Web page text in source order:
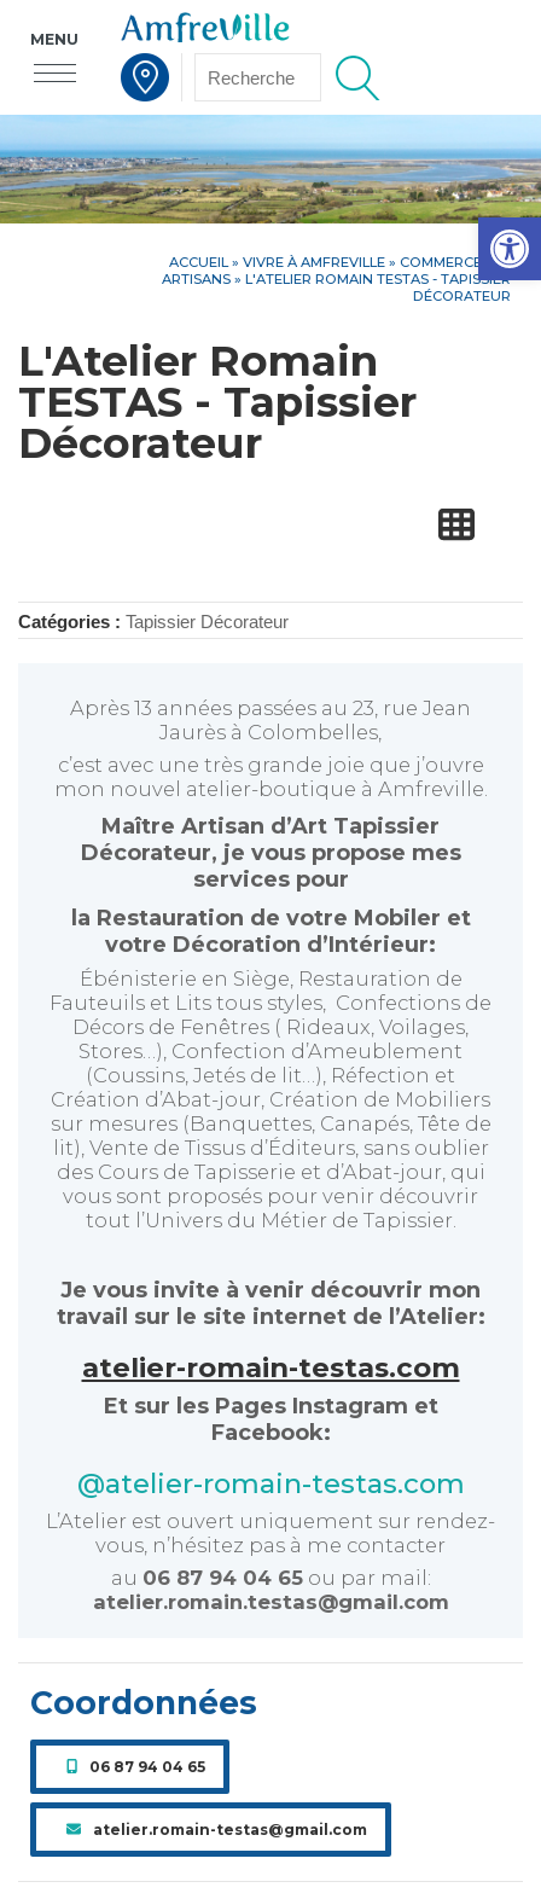
Voir la carte interactive
MENU
ACCUEIL » VIVRE À AMFREVILLE » COMMERCES ET
ARTISANS » L'ATELIER ROMAIN TESTAS - TAPISSIER
DÉCORATEUR
L'Atelier Romain
TESTAS - Tapissier
Décorateur
Catégories : Tapissier Décorateur
Après 13 années passées au 23, rue Jean
Jaurès à Colombelles,
c’est avec une très grande joie que j’ouvre
mon nouvel atelier-boutique à Amfreville.
Maître Artisan d’Art Tapissier
Décorateur, je vous propose mes
services pour
la Restauration de votre Mobiler et
votre Décoration d’Intérieur:
Ébénisterie en Siège, Restauration de
Fauteuils et Lits tous styles, Confections de
Décors de Fenêtres ( Rideaux, Voilages,
Stores…), Confection d’Ameublement
(Coussins, Jetés de lit…), Réfection et
Création d’Abat-jour, Création de Mobiliers
sur mesures (Banquettes, Canapés, Tête de
lit), Vente de Tissus d’Éditeurs, sans oublier
des Cours de Tapisserie et d’Abat-jour, qui
vous sont proposés pour venir découvrir
tout l’Univers du Métier de Tapissier.
Je vous invite à venir découvrir mon
travail sur le site internet de l’Atelier:
atelier-romain-testas.com
Et sur les Pages Instagram et
Facebook:
@atelier-romain-testas.com
L’Atelier est ouvert uniquement sur rendez-
vous, n’hésitez pas à me contacter
au 06 87 94 04 65ou par mail:
atelier.romain.testas@gmail.com
Coordonnées
06 87 94 04 65
atelier.romain-testas@gmail.com